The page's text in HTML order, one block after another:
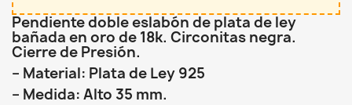
Pendiente doble eslabón de plata de ley
bañada en oro de 18k. Circonitas negra.
Cierre de Presión.
– Material: Plata de Ley 925
– Medida: Alto 35 mm.